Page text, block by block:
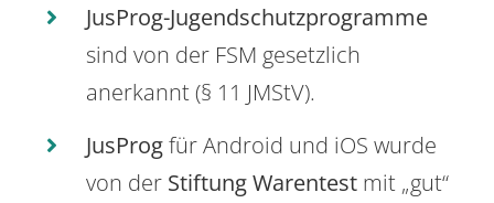
JusProg-Jugendschutzprogramme
sind von der FSM gesetzlich
anerkannt (§ 11 JMStV).
JusProgfür Android und iOS wurde
von der Stiftung Warentest mit „gut“